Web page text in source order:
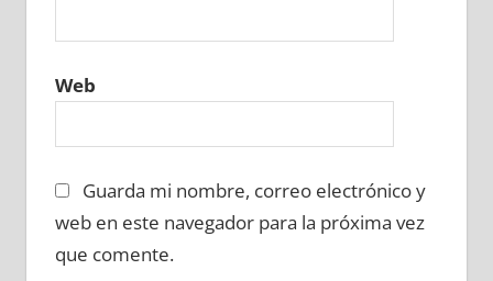
Web
Guarda mi nombre, correo electrónico y
web en este navegador para la próxima vez
que comente.